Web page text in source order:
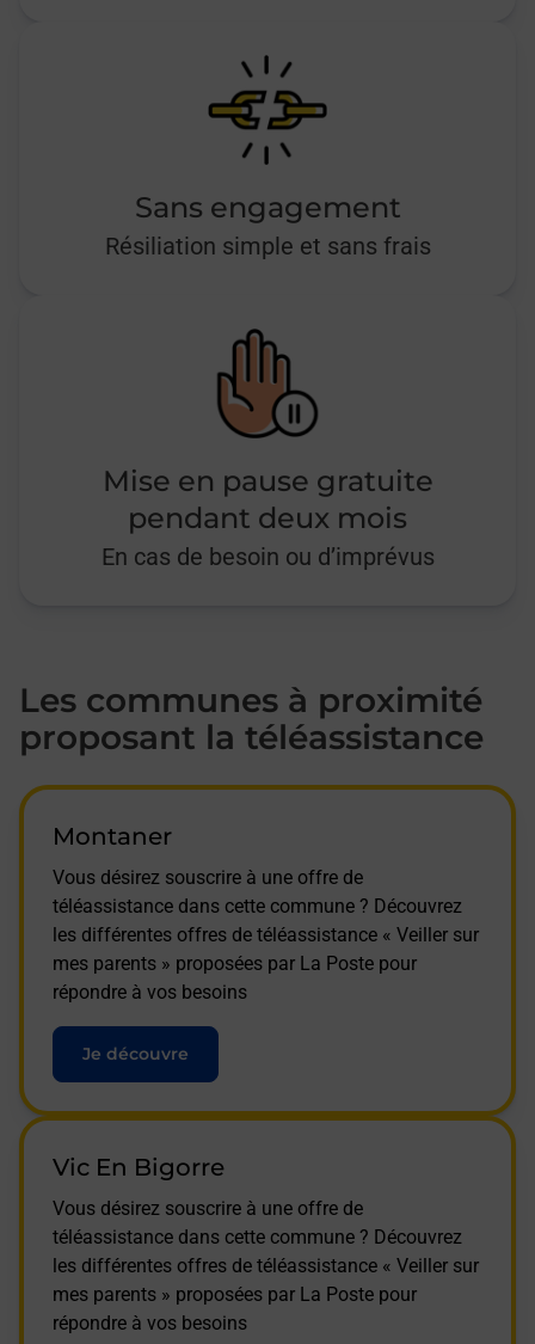
Sans engagement
Résiliation simple et sans frais
Mise en pause gratuite
pendant deux mois
En cas de besoin ou d’imprévus
Les communes à proximité
proposant la téléassistance
Montaner
Vous désirez souscrire à une offre de
téléassistance dans cette commune ? Découvrez
les différentes offres de téléassistance « Veiller sur
mes parents » proposées par La Poste pour
répondre à vos besoins
Je découvre
Vic En Bigorre
Vous désirez souscrire à une offre de
téléassistance dans cette commune ? Découvrez
les différentes offres de téléassistance « Veiller sur
mes parents » proposées par La Poste pour
répondre à vos besoins